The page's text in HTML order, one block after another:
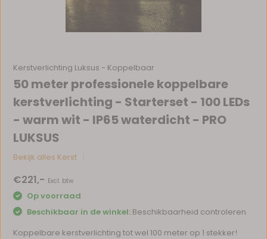
Kerstverlichting Luksus - Koppelbaar
50 meter professionele koppelbare
kerstverlichting - Starterset - 100 LEDs
- warm wit - IP65 waterdicht - PRO
LUKSUS
Bekijk alles Kerst
€221,- Excl. btw
Op voorraad
Beschikbaar in de winkel: Beschikbaarheid controleren
Koppelbare kerstverlichting tot wel 100 meter op 1 stekker!